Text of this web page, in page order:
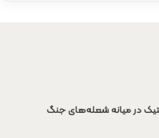
در میانه شعله‌های جنگ